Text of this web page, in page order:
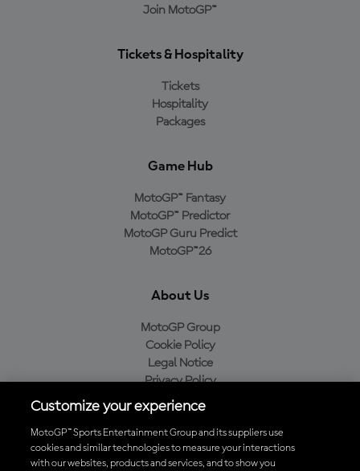
Join MotoGP™
Tickets & Hospitality
Tickets
Hospitality
Packages
Game Hub
MotoGP™ Fantasy
MotoGP™ Predictor
MotoGP Guru Predict
MotoGP™26
About Us
MotoGP Group
Cookie Policy
Legal Notice
Privacy Policy
Purchase Policy
Baixe o aplicativo oficial da MotoGP™
Customize your experience
MotoGP™ Sports Entertainment Group and its suppliers use
cookies and similar technologies to measure your interactions
with our websites, products and services, and to show you